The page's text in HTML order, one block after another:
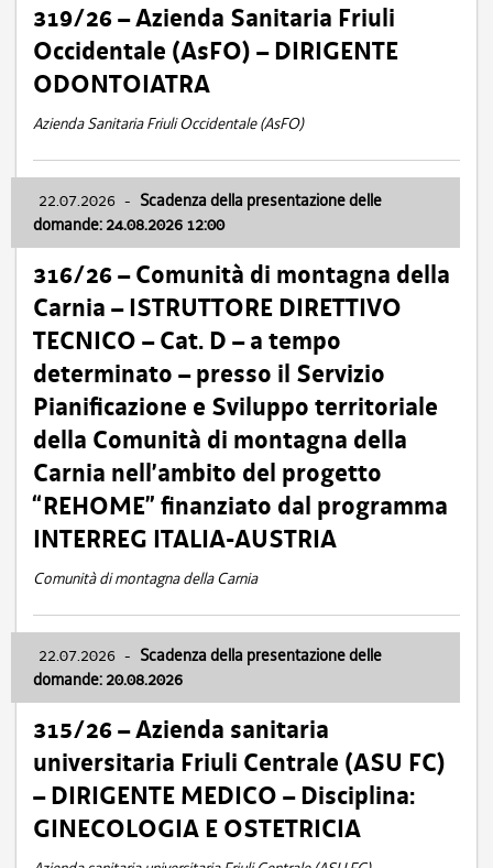
319/26 – Azienda Sanitaria Friuli
Occidentale (AsFO) – DIRIGENTE
ODONTOIATRA
Azienda Sanitaria Friuli Occidentale (AsFO)
22.07.2026 - Scadenza della presentazione delle
domande: 24.08.2026 12:00
316/26 – Comunità di montagna della
Carnia – ISTRUTTORE DIRETTIVO
TECNICO – Cat. D – a tempo
determinato – presso il Servizio
Pianificazione e Sviluppo territoriale
della Comunità di montagna della
Carnia nell’ambito del progetto
“REHOME” finanziato dal programma
INTERREG ITALIA-AUSTRIA
Comunità di montagna della Carnia
22.07.2026 - Scadenza della presentazione delle
domande: 20.08.2026
315/26 – Azienda sanitaria
universitaria Friuli Centrale (ASU FC)
– DIRIGENTE MEDICO – Disciplina:
GINECOLOGIA E OSTETRICIA